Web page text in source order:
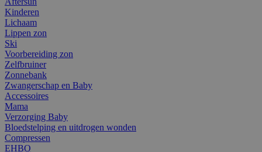
Kinderen
Lichaam
Lippen zon
Ski
Voorbereiding zon
Zelfbruiner
Zonnebank
Zwangerschap en Baby
Accessoires
Mama
Verzorging Baby
Bloedstelping en uitdrogen wonden
Compressen
EHBO